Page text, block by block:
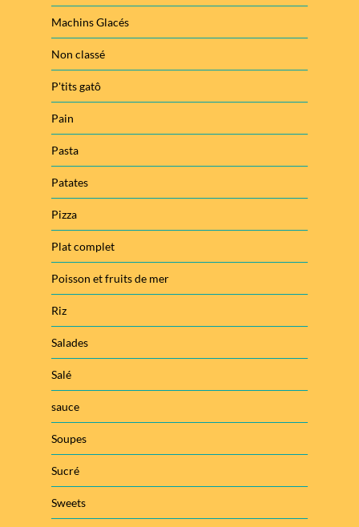
Machins Glacés
Non classé
P'tits gatô
Pain
Pasta
Patates
Pizza
Plat complet
Poisson et fruits de mer
Riz
Salades
Salé
sauce
Soupes
Sucré
Sweets